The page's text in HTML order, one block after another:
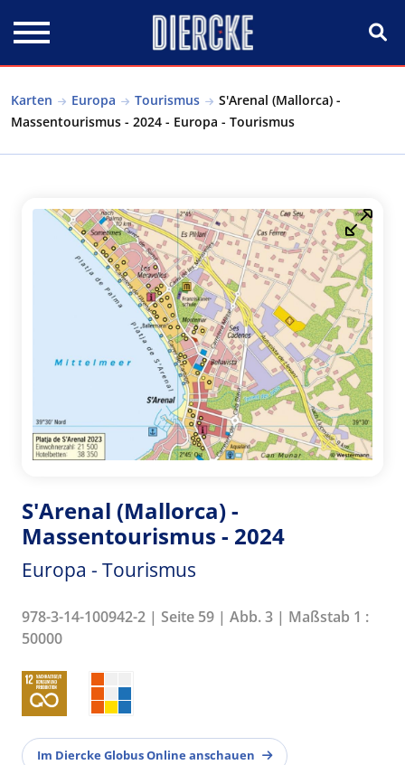
Karten Europa Tourismus
S'Arenal (Mallorca) -
Massentourismus - 2024 - Europa - Tourismus
S'Arenal (Mallorca) -
Massentourismus - 2024
Europa - Tourismus
978-3-14-100942-2 | Seite 59 | Abb. 3 | Maßstab 1 :
50000
Im Diercke Globus Online anschauen